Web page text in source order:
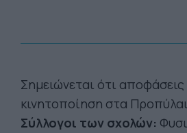
Σημειώνεται ότι αποφάσεις
κινητοποίηση στα
Σύλλογοι των σχολών: